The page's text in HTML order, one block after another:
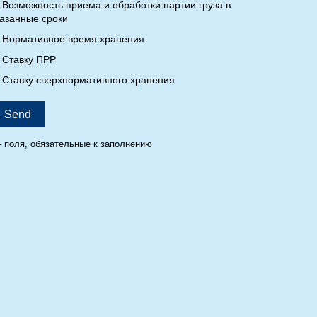
Возможность приема и обработки партии груза в
сроки
Нормативное время хранения
Ставку ПРР
Ставку сверхнормативного хранения
Send
поля, обязательные к заполнению